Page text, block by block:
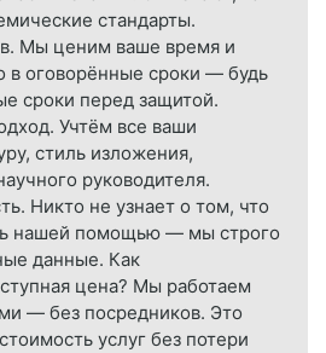
стандарты.
Мы ценим ваше время и
в оговорённые сроки — будь
сроки перед защитой.
Учтём все ваши
стиль изложения,
руководителя.
Никто не узнает о том, что
нашей помощью — мы строго
данные. Как
цена? Мы работаем
— без посредников. Это
услуг без потери